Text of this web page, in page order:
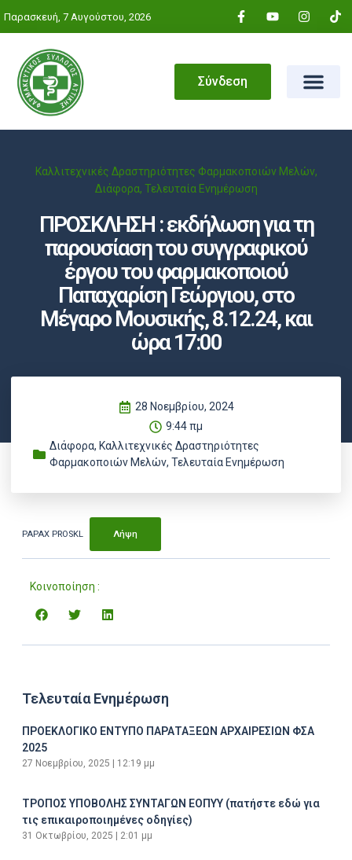
Παρασκευή, 7 Αυγούστου, 2026
Σύνδεση
Καλλιτεχνικές Δραστηριότητες Φαρμακοποιών Μελών,
Διάφορα, Τελευταία Ενημέρωση
ΠΡΟΣΚΛΗΣΗ : εκδήλωση για τη
παρουσίαση του συγγραφικού
έργου του φαρμακοποιού
Παπαχαρίση Γεώργιου, στο
Μέγαρο Μουσικής, 8.12.24, και
ώρα 17:00
28 Νοεμβρίου, 2024
9:44 πμ
Διάφορα, Καλλιτεχνικές Δραστηριότητες
Φαρμακοποιών Μελών, Τελευταία Ενημέρωση
PAPAX PROSKL Λήψη
Κοινοποίηση :
Τελευταία Ενημέρωση
ΠΡΟΕΚΛΟΓΙΚΟ ΕΝΤΥΠΟ ΠΑΡΑΤΑΞΕΩΝ ΑΡΧΑΙΡΕΣΙΩΝ ΦΣΑ
2025
27 Νοεμβρίου, 2025 12:19 μμ
ΤΡΟΠΟΣ ΥΠΟΒΟΛΗΣ ΣΥΝΤΑΓΩΝ ΕΟΠΥΥ (πατήστε εδώ για
τις επικαιροποιημένες οδηγίες)
31 Οκτωβρίου, 2025 2:01 μμ